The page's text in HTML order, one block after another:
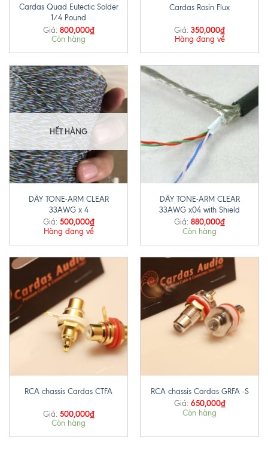
Cardas Quad Eutectic Solder
1/4 Pound
Giá: 800,000₫
Còn hàng
Cardas Rosin Flux
Giá: 350,000₫
Hàng đang về
HẾT HÀNG
DÂY TONE-ARM CLEAR
33AWG x 4
Giá: 500,000₫
Hàng đang về
DÂY TONE-ARM CLEAR
33AWG x04 with Shield
Giá: 880,000₫
Còn hàng
RCA chassis Cardas CTFA
Giá: 500,000₫
Còn hàng
RCA chassis Cardas GRFA -S
Giá: 650,000₫
Còn hàng